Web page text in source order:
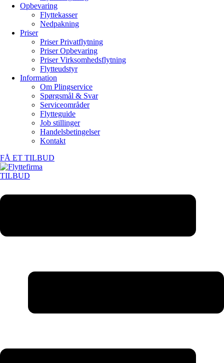
Opbevaring
Flyttekasser
Nedpakning
Priser
Priser Privatflytning
Priser Opbevaring
Priser Virksomhedsflytning
Flytteudstyr
Information
Om Plingservice
Spørgsmål & Svar
Serviceområder
Flytteguide
Job stillinger
Handelsbetingelser
Kontakt
FÅ ET TILBUD
TILBUD